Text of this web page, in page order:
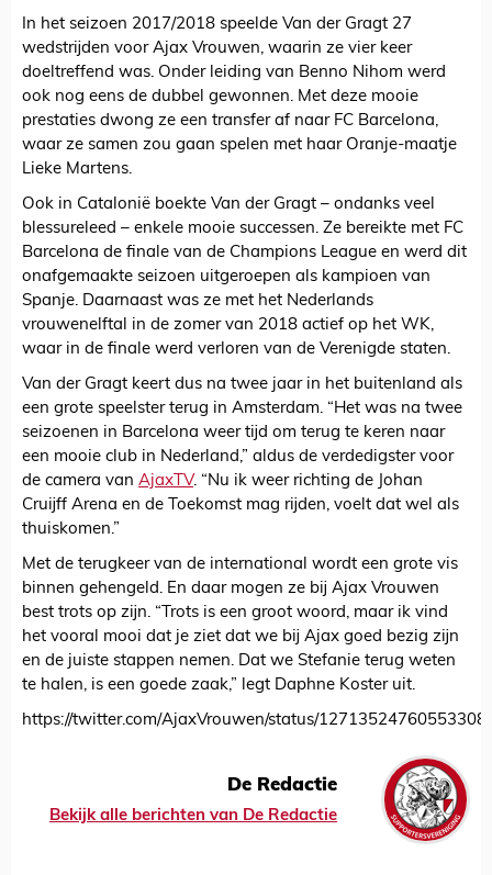
In het seizoen 2017/2018 speelde Van der Gragt 27
wedstrijden voor Ajax Vrouwen, waarin ze vier keer
doeltreffend was. Onder leiding van Benno Nihom werd
ook nog eens de dubbel gewonnen. Met deze mooie
prestaties dwong ze een transfer af naar FC Barcelona,
waar ze samen zou gaan spelen met haar Oranje-maatje
Lieke Martens.
Ook in Catalonië boekte Van der Gragt – ondanks veel
blessureleed – enkele mooie successen. Ze bereikte met FC
Barcelona de finale van de Champions League en werd dit
onafgemaakte seizoen uitgeroepen als kampioen van
Spanje. Daarnaast was ze met het Nederlands
vrouwenelftal in de zomer van 2018 actief op het WK,
waar in de finale werd verloren van de Verenigde staten.
Van der Gragt keert dus na twee jaar in het buitenland als
een grote speelster terug in Amsterdam. “Het was na twee
seizoenen in Barcelona weer tijd om terug te keren naar
een mooie club in Nederland,” aldus de verdedigster voor
de camera van AjaxTV. “Nu ik weer richting de Johan
Cruijff Arena en de Toekomst mag rijden, voelt dat wel als
thuiskomen.”
Met de terugkeer van de international wordt een grote vis
binnen gehengeld. En daar mogen ze bij Ajax Vrouwen
best trots op zijn. “Trots is een groot woord, maar ik vind
het vooral mooi dat je ziet dat we bij Ajax goed bezig zijn
en de juiste stappen nemen. Dat we Stefanie terug weten
te halen, is een goede zaak,” legt Daphne Koster uit.
https://twitter.com/AjaxVrouwen/status/
De Redactie
Bekijk alle berichten van De Redactie